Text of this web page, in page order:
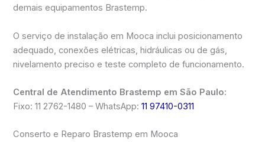
demais equipamentos Brastemp.
O serviço de instalação em Mooca inclui posicionamento
adequado, conexões elétricas, hidráulicas ou de gás,
nivelamento preciso e teste completo de funcionamento.
Central de Atendimento Brastemp em São Paulo:
Fixo: 11 2762-1480 – WhatsApp:11 97410-0311
Conserto e Reparo Brastemp em Mooca